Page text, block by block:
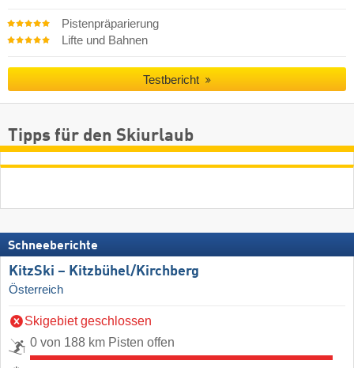
Pistenpräparierung
Lifte und Bahnen
Testbericht
Tipps für den Skiurlaub
Schneeberichte
KitzSki – Kitzbühel/​Kirchberg
Österreich
Skigebiet geschlossen
0 von 188 km Pisten offen